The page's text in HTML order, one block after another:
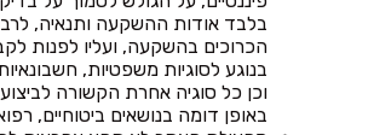
בלבד אודות ההשקעה ותנאיה,
הכרוכים בהשקעה, ועליו לפנות
בנוגע לסוגיות משפטיות,
וכן כל סוגיה אחרת הקשורה
באופן דומה בנושאים ביטוחיים,